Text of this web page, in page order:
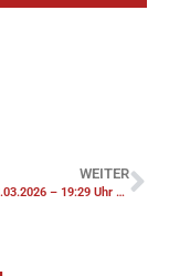
WEITER
019/2026 – 28.03.2026 – 19:29 Uhr – FK1 Brennt PKW